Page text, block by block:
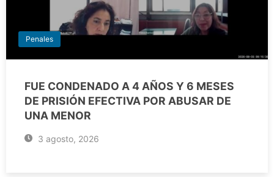
Penales
FUE CONDENADO A 4 AÑOS Y 6 MESES
DE PRISIÓN EFECTIVA POR ABUSAR DE
UNA MENOR
3 agosto, 2026